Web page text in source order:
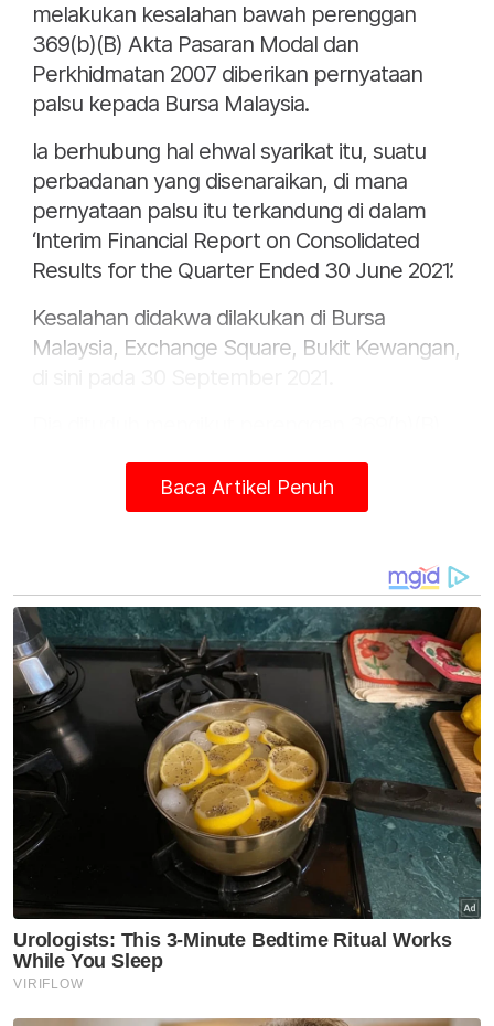
melakukan kesalahan bawah perenggan
369(b)(B) Akta Pasaran Modal dan
Perkhidmatan 2007 diberikan pernyataan
palsu kepada Bursa Malaysia.
Ia berhubung hal ehwal syarikat itu, suatu
perbadanan yang disenaraikan, di mana
pernyataan palsu itu terkandung di dalam
‘Interim Financial Report on Consolidated
Results for the Quarter Ended 30 June 2021’.
Kesalahan didakwa dilakukan di Bursa
Malaysia, Exchange Square, Bukit Kewangan,
Pasaran Modal dan Perkhidmatan 2007 dan
boleh dihukum di bawah Seksyen 369 akta
Seksyen itu membawa hukuman penjara
tidak melebihi 10 tahun dan boleh didenda
tidak melebihi RM3 juta.
Semasa prosiding, Timbalan Pendakwa Raya,
Baca Artikel Penuh